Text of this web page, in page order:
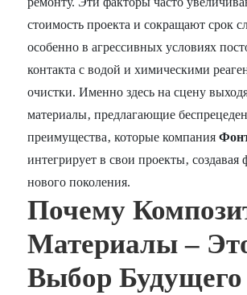
стоимость проекта и сокращают срок
особенно в агрессивных условиях
контакта с водой и химическими
очистки. Именно здесь на сцену
материалы‚ предлагающие
преимущества‚ которые компания
интегрирует в свои проекты‚ создавая
нового поколения.
Почему
Материалы –
Выбор Будущего